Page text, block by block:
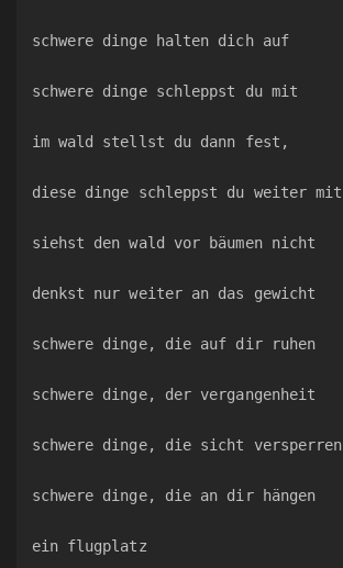
schwere dinge halten dich auf
schwere dinge schleppst du mit
im wald stellst du dann fest,
diese dinge schleppst du weiter mit
siehst den wald vor bäumen nicht
denkst nur weiter an das gewicht
schwere dinge, die auf dir ruhen
schwere dinge, der vergangenheit
schwere dinge, die sicht versperren
schwere dinge, die an dir hängen
ein flugplatz